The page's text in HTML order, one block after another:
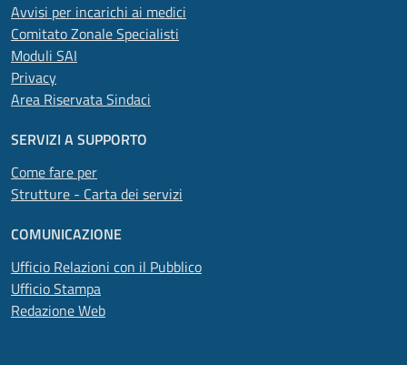
Avvisi per incarichi ai medici
Comitato Zonale Specialisti
Moduli SAI
Privacy
Area Riservata Sindaci
SERVIZI A SUPPORTO
Come fare per
Strutture - Carta dei servizi
COMUNICAZIONE
Ufficio Relazioni con il Pubblico
Ufficio Stampa
Redazione Web